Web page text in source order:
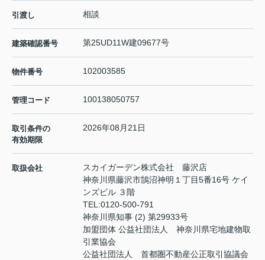
引渡し 相談
建築確認番号 第25UD11W建09677号
物件番号 102003585
管理コード 100138050757
取引条件の
有効期限
2026年08月21日
取扱会社
スカイガーデン株式会社 藤沢店
神奈川県藤沢市鵠沼神明１丁目5番16号 ケイ
ンズビル ３階
TEL:0120-500-791
神奈川県知事 (2) 第29933号
加盟団体 公益社団法人 神奈川県宅地建物取
引業協会
公益社団法人 首都圏不動産公正取引協議会